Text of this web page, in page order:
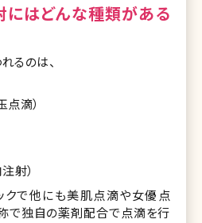
はどんな種類がある
るのは、
点滴）
射）
クで他にも美肌点滴や女優点
で独自の薬剤配合で点滴を行